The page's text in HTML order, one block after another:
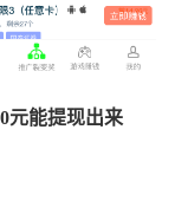
元能提现出来